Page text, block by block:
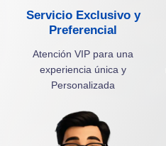
Servicio Exclusivo y
Preferencial
Atención VIP para una
experiencia única y
Personalizada